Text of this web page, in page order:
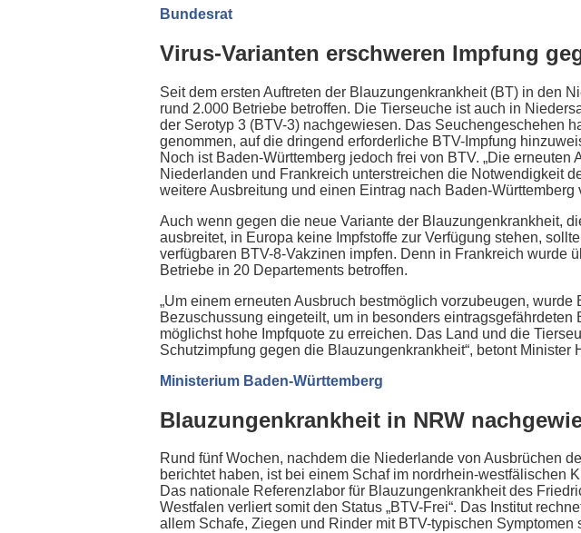
Bundesrat
Virus-Varianten erschweren Impfung
Seit dem ersten Auftreten der Blauzungenkrankheit (BT) in den
rund 2.000 Betriebe betroffen. Die Tierseuche ist auch in
der Serotyp 3 (BTV-3) nachgewiesen. Das Seuchengeschehen
genommen, auf die dringend erforderliche BTV-Impfung
Noch ist Baden-Württemberg jedoch frei von BTV. „Die
Niederlanden und Frankreich unterstreichen die Notwendigkeit
weitere Ausbreitung und einen Eintrag nach Baden-Württemberg
Auch wenn gegen die neue Variante der Blauzungenkrankheit,
ausbreitet, in Europa keine Impfstoffe zur Verfügung stehen,
verfügbaren BTV-8-Vakzinen impfen. Denn in Frankreich wurde
Betriebe in 20 Departements betroffen.
„Um einem erneuten Ausbruch bestmöglich vorzubeugen,
Bezuschussung eingeteilt, um in besonders
möglichst hohe Impfquote zu erreichen. Das Land und die
Schutzimpfung gegen die Blauzungenkrankheit“, betont Minister
Ministerium Baden-Württemberg
Blauzungenkrankheit in NRW
Rund fünf Wochen, nachdem die Niederlande von Ausbrüchen
berichtet haben, ist bei einem Schaf im nordrhein-westfälischen
Das nationale Referenzlabor für Blauzungenkrankheit des
Westfalen verliert somit den Status „BTV-Frei“. Das Institut
allem Schafe, Ziegen und Rinder mit BTV-typischen